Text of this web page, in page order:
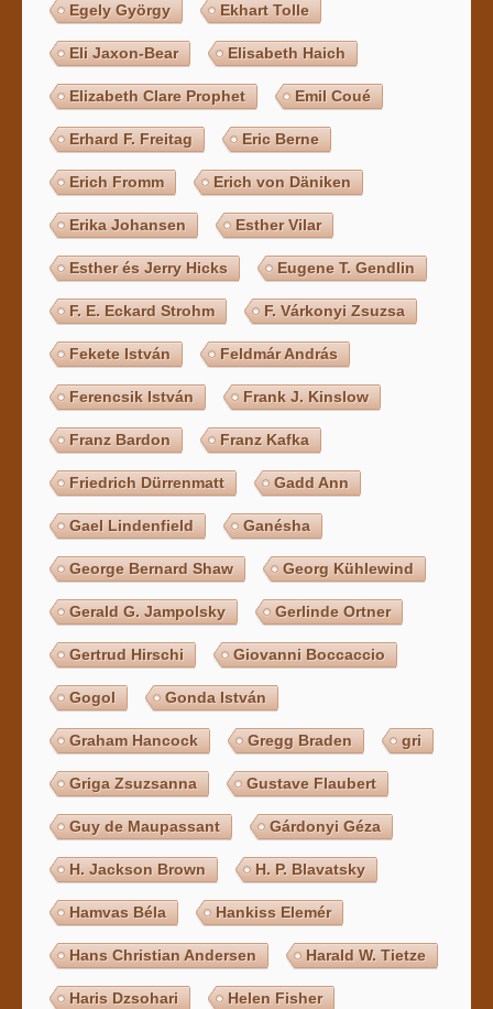
Egely György Ekhart Tolle
Eli Jaxon-Bear Elisabeth Haich
Elizabeth Clare Prophet Emil Coué
Erhard F. Freitag Eric Berne
Erich Fromm Erich von Däniken
Erika Johansen Esther Vilar
Esther és Jerry Hicks Eugene T. Gendlin
F. E. Eckard Strohm F. Várkonyi Zsuzsa
Fekete István Feldmár András
Ferencsik István Frank J. Kinslow
Franz Bardon Franz Kafka
Friedrich Dürrenmatt Gadd Ann
Gael Lindenfield Ganésha
George Bernard Shaw Georg Kühlewind
Gerald G. Jampolsky Gerlinde Ortner
Gertrud Hirschi Giovanni Boccaccio
Gogol Gonda István
Graham Hancock Gregg Braden gri
Griga Zsuzsanna Gustave Flaubert
Guy de Maupassant Gárdonyi Géza
H. Jackson Brown H. P. Blavatsky
Hamvas Béla Hankiss Elemér
Hans Christian Andersen Harald W. Tietze
Haris Dzsohari Helen Fisher